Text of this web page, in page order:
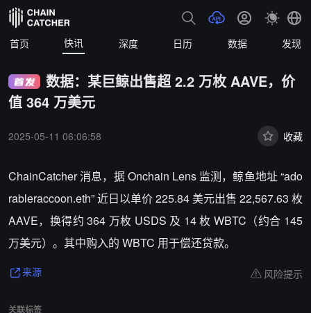
首页 快讯 深度 日历 数据 发现
数据：某巨鲸出售超 2.2 万枚 AAVE，价
值 364 万美元
2025-05-11 06:06:58 收藏
ChainCatcher 消息， 据 Onchain Lens 监测，鲸鱼地址 “ado
rableraccoon.eth” 近日以单价 225.84 美元出售 22,567.63 枚
AAVE，换得约 364 万枚 USDS 及 14 枚 WBTC（约合 145
万美元）。其中购入的 WBTC 用于偿还贷款。
来源 风险提示
关联标签